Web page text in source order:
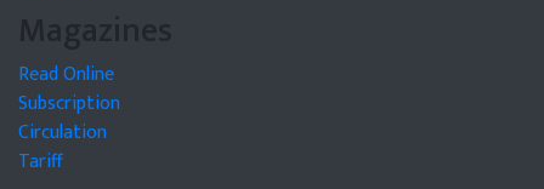
Magazines
Read Online
Subscription
Circulation
Tariff